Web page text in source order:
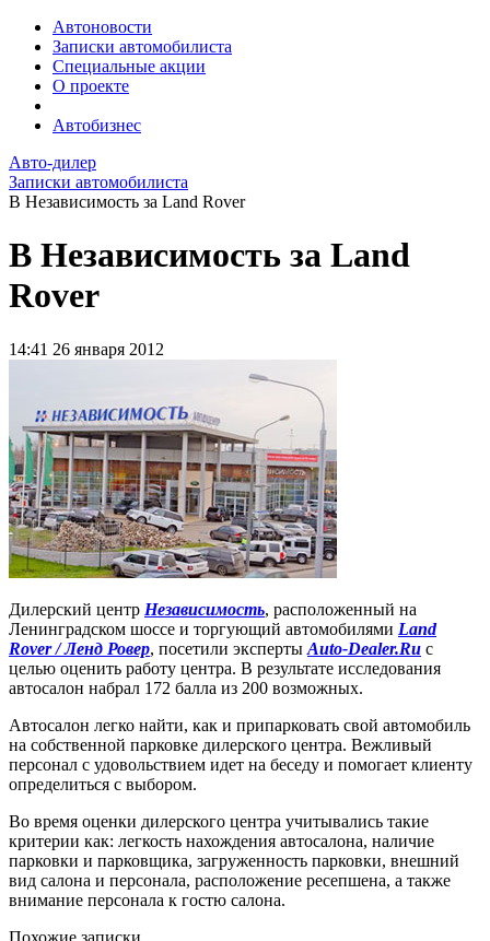
Автоновости
Записки автомобилиста
Специальные акции
О проекте
Автобизнес
Авто-дилер
Записки автомобилиста
В Независимость за Land Rover
В Независимость за Land
Rover
14:41 26 января 2012
Дилерский центр Независимость, расположенный на
Ленинградском шоссе и торгующий автомобилями Land
Rover / Ленд Ровер, посетили эксперты Auto-Dealer.Ru с
целью оценить работу центра. В результате исследования
автосалон набрал 172 балла из 200 возможных.
Автосалон легко найти, как и припарковать свой автомобиль
на собственной парковке дилерского центра. Вежливый
персонал с удовольствием идет на беседу и помогает клиенту
определиться с выбором.
Во время оценки дилерского центра учитывались такие
критерии как: легкость нахождения автосалона, наличие
парковки и парковщика, загруженность парковки, внешний
вид салона и персонала, расположение ресепшена, а также
внимание персонала к гостю салона.
Похожие записки